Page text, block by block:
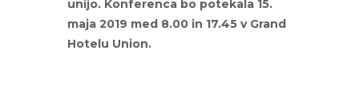
unijo. Konferenca bo potekala 15.
maja 2019 med 8.00 in 17.45 v Grand
Hotelu Union.